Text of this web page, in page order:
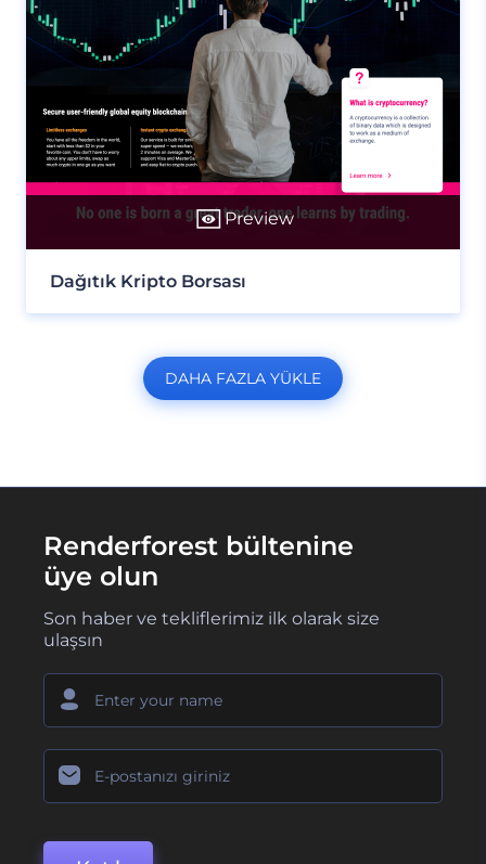
Preview
Dağıtık Kripto Borsası
DAHA FAZLA YÜKLE
Renderforest bültenine
üye olun
Son haber ve tekliflerimiz ilk olarak size
ulaşsın